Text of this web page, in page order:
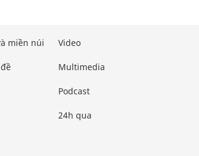
miền núi Video
Multimedia
Podcast
24h qua